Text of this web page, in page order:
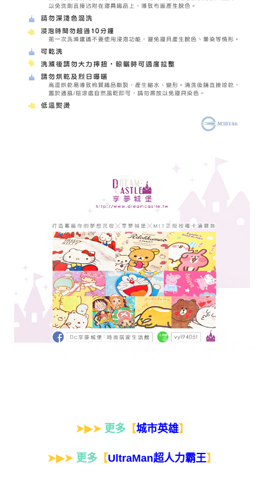
➤▶➤ 更多【城市英雄】
➤▶➤ 更多 【UltraMan超人力霸王】